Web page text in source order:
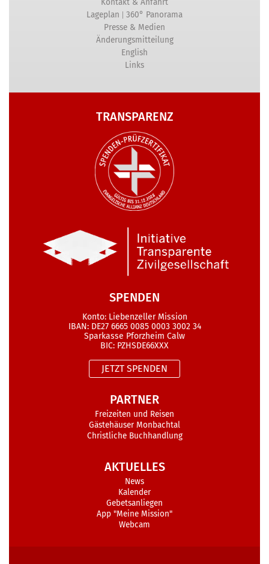
Lageplan | 360° Panorama
Presse & Medien
Änderungsmitteilung
English
Links
TRANSPARENZ
SPENDEN
Konto: Liebenzeller Mission
IBAN: DE27 6665 0085 0003 3002 34
Sparkasse Pforzheim Calw
BIC: PZHSDE66XXX
JETZT SPENDEN
PARTNER
Freizeiten und Reisen
Gästehäuser Monbachtal
Christliche Buchhandlung
AKTUELLES
News
Kalender
Gebetsanliegen
App "Meine Mission"
Webcam